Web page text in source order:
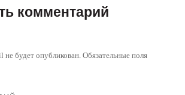
комментарий
будет опубликован.Обязательные поля